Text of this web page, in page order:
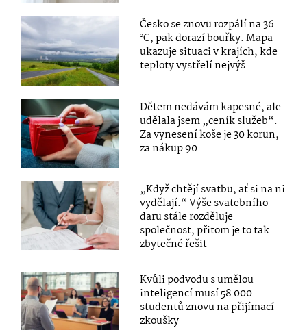
Česko se znovu rozpálí na 36
°C, pak dorazí bouřky. Mapa
ukazuje situaci v krajích, kde
teploty vystřelí nejvýš
Dětem nedávám kapesné, ale
udělala jsem „ceník služeb“.
Za vynesení koše je 30 korun,
za nákup 90
„Když chtějí svatbu, ať si na ni
vydělají.“ Výše svatebního
daru stále rozděluje
společnost, přitom je to tak
zbytečné řešit
Kvůli podvodu s umělou
inteligencí musí 58 000
studentů znovu na přijímací
zkoušky